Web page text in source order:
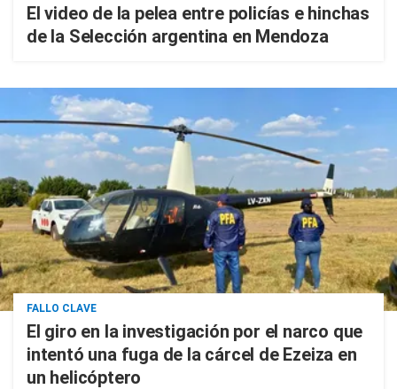
El video de la pelea entre policías e hinchas
de la Selección argentina en Mendoza
FALLO CLAVE
El giro en la investigación por el narco que
intentó una fuga de la cárcel de Ezeiza en
un helicóptero